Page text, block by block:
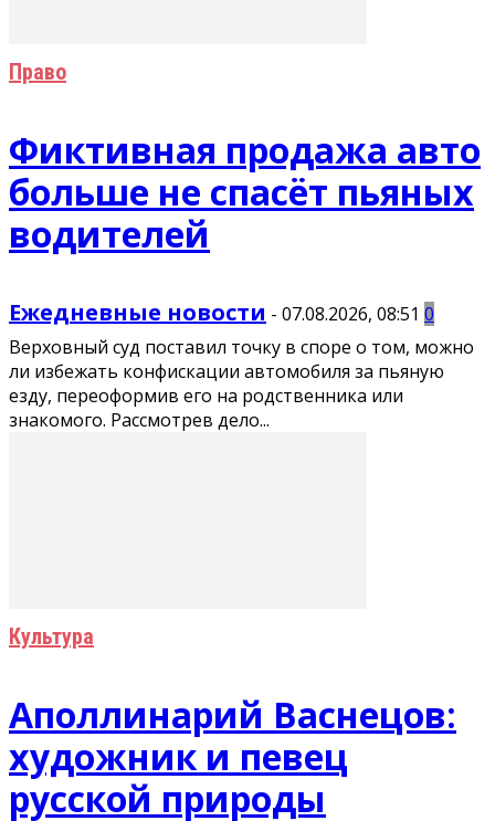
Право
Фиктивная продажа авто
больше не спасёт пьяных
водителей
Ежедневные новости - 07.08.2026, 08:51 0
Верховный суд поставил точку в споре о том, можно
ли избежать конфискации автомобиля за пьяную
езду, переоформив его на родственника или
знакомого. Рассмотрев дело...
Культура
Аполлинарий Васнецов:
художник и певец
русской природы